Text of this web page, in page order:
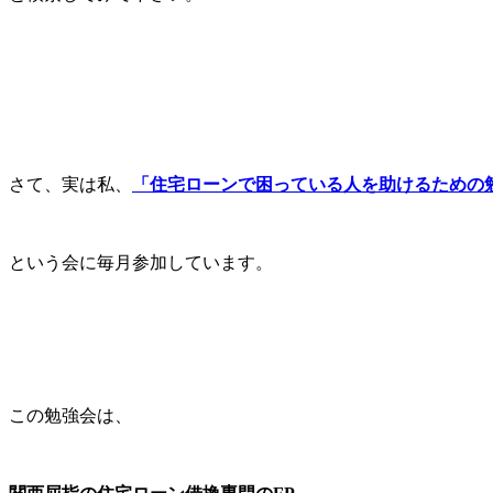
さて、実は私、 「住宅ローンで困っている人を助けるための
という会に毎月参加しています。
この勉強会は、